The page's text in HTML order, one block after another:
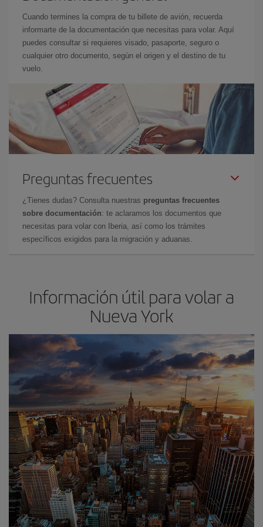
Cuando termines la compra de tu billete de avión, recuerda
informarte de la documentación que necesitas para volar. Aquí
puedes consultar si requieres visado, pasaporte, seguro o
cualquier otro documento, según el origen y el destino de tu
vuelo.
Preguntas frecuentes
¿Tienes dudas? Consulta nuestras preguntas frecuentes
sobre documentación: te aclaramos los documentos que
necesitas para volar con Iberia, así como los trámites
específicos exigidos para la migración y aduanas.
Información útil para volar a
Nueva York